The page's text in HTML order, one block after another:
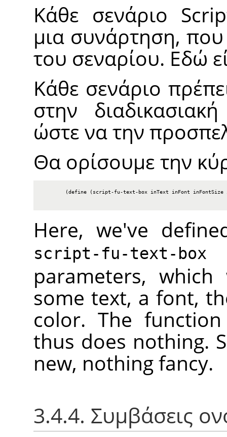
Κάθε σενάριο
μια συνάρτηση,
του σεναρίου. Εδώ
Κάθε σενάριο
στην
ώστε να την
Θα ορίσουμε την
(define (script-fu-text-box inText inFont inFontSize
Here, we've
script-fu-text-box
parameters,
some text, a font,
color. The
thus does nothing.
new, nothing fancy.
3.4.4. Συμβάσεις